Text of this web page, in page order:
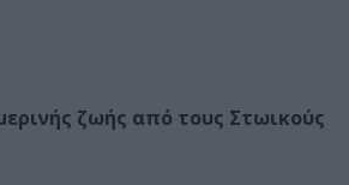
ζωής από τους Στωικούς